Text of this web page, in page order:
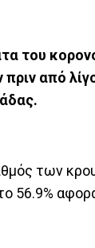
του
από
των
56.9%